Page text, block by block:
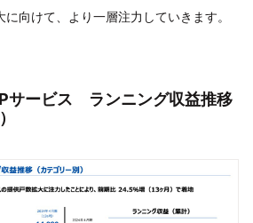
向けて、より一層注力していきます。
サービス ランニング収益推移